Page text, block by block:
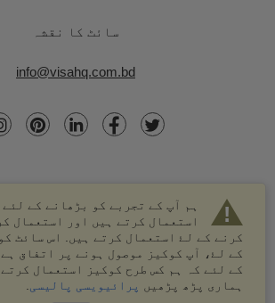
ہم آپ کے تجربے کو بڑھانے کے لئے
استعمال کرتے ہیں اور استعمال
کرنے کے لۓ استعمال کرتے ہیں. اس سائٹ
کے لۓ، آپ کوکیز موصول ہونے پر اتفاق
کے لئے کہ ہم کس طرح کوکیز استعمال
ہماری پڑھ پڑھیں
پرائیویسی پالیسی
سائٹ کا نقشہ
info@visahq.com.bd
© 2003-2026 VisaHQ.com، انک. تمام حقوق محفوظ ہیں۔